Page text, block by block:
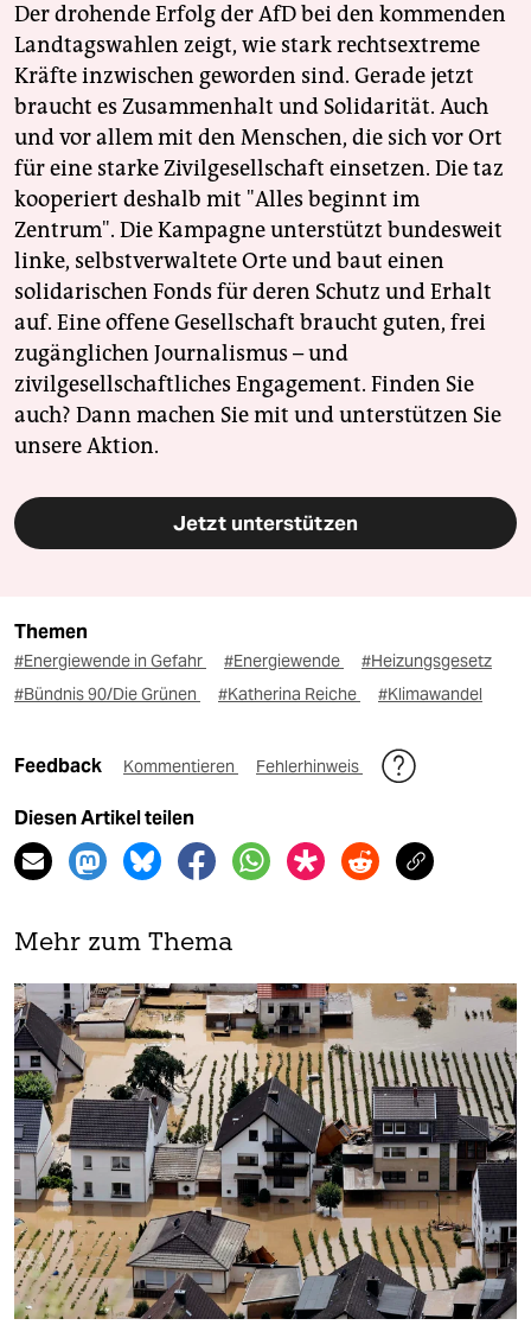
Der drohende Erfolg der AfD bei den kommenden
Landtagswahlen zeigt, wie stark rechtsextreme
Kräfte inzwischen geworden sind. Gerade jetzt
braucht es Zusammenhalt und Solidarität. Auch
und vor allem mit den Menschen, die sich vor Ort
für eine starke Zivilgesellschaft einsetzen. Die taz
kooperiert deshalb mit "Alles beginnt im
Zentrum". Die Kampagne unterstützt bundesweit
linke, selbstverwaltete Orte und baut einen
solidarischen Fonds für deren Schutz und Erhalt
auf. Eine offene Gesellschaft braucht guten, frei
zugänglichen Journalismus – und
zivilgesellschaftliches Engagement. Finden Sie
auch? Dann machen Sie mit und unterstützen Sie
unsere Aktion.
Jetzt unterstützen
Themen
#Energiewende in Gefahr #Energiewende
#Heizungsgesetz
#Bündnis 90/Die Grünen
#Katherina Reiche #Klimawandel
Feedback Kommentieren Fehlerhinweis
Diesen Artikel teilen
Mehr zum Thema